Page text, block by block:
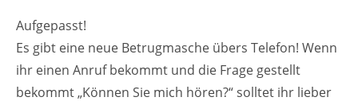
Aufgepasst!
Es gibt eine neue Betrugmasche übers Telefon! Wenn
ihr einen Anruf bekommt und die Frage gestellt
bekommt „Können Sie mich hören?“ solltet ihr lieber